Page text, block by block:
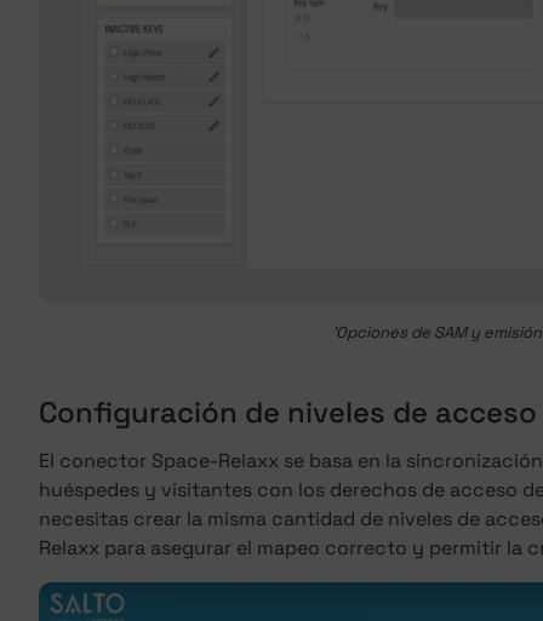
'Opciones de SAM y
Configuración de niveles de
El conector Space-Relaxx se basa en la
huéspedes y visitantes con los derechos de acceso
necesitas crear la misma cantidad de niveles de
Relaxx para asegurar el mapeo correcto y permitir la